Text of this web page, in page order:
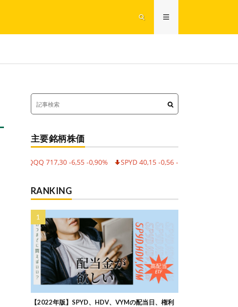
主要銘柄株価
QQQ 717,30 -6,55 -0,90% SPYD 40,15 -0,56 -1,38%
RANKING
【2022年版】SPYD、HDV、VYMの配当日、権利